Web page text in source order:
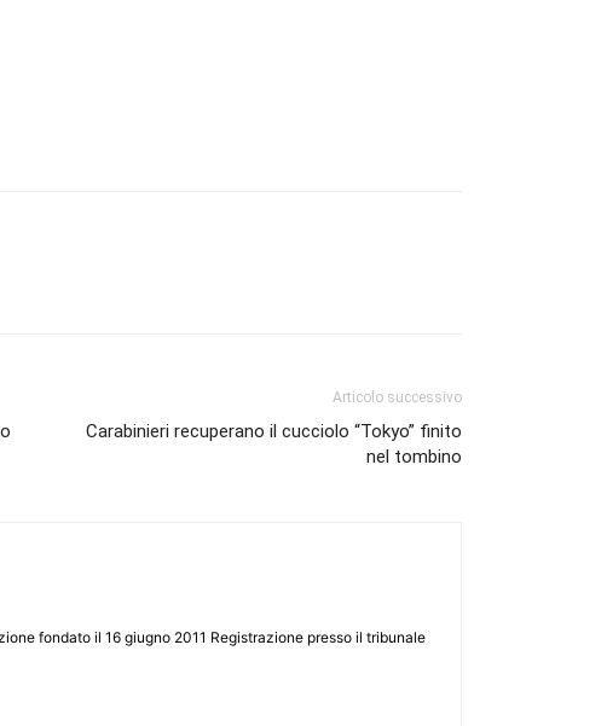
Articolo successivo
Carabinieri recuperano il cucciolo “Tokyo” finito
nel tombino
fondato il 16 giugno 2011 Registrazione presso il tribunale